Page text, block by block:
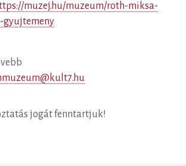
muzej.hu/muzeum/roth-miksa-
gyujtemeny
jogát fenntartjuk!